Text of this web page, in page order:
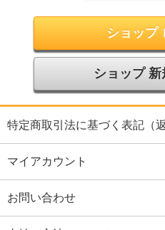
ショップ
ショップ
特定商取引法に基づく表記（
マイアカウント
お問い合わせ